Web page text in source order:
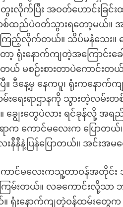
တွေးလိုက်ပြီး အဝတ်ဟောင်
စ်ထည်ပဲဝတ်သွားရတော့မယ်။
ည့်လိုက်တယ်။ သိပ်မနံသေး။ ရ
ရုံးနောက်ကျတဲ့အကြောင်း
တယ် မစဉ်းစားတာပဲကောင်
။ ဒီနေ့မှ နေကပူ၊ ရုံးကနော
းရေးရာဌာနကို သွားတဲ့လမ်း
ျွေးတွေပဲလား ရင်ခုန်လို့ အ
ရာက ကောင်မလေးက ပြောတ
နီနဲ့ပြန်ပြောတယ်။ အင်းအမရ
ကောင်မလေးကသူ့တာဝန်အ
ြမ်းတယ်။ လခကောင်းလို့သာ
။ ရုံးနောက်ကျတဲ့ဝန်ထမ်းတွေ